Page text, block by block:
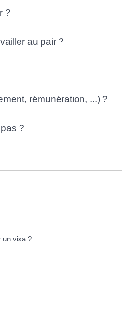
?
au pair ?
rémunération, ...) ?
?
un visa ?